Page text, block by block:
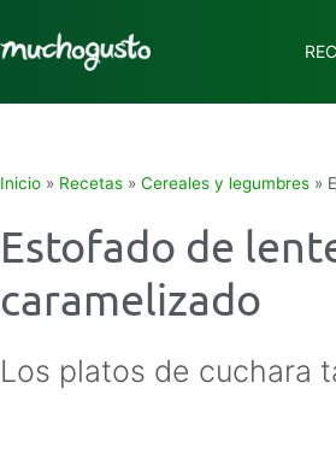
Inicio » Recetas » Cereales y legumbres »
Estofado de
caramelizado
Los platos de cuchara